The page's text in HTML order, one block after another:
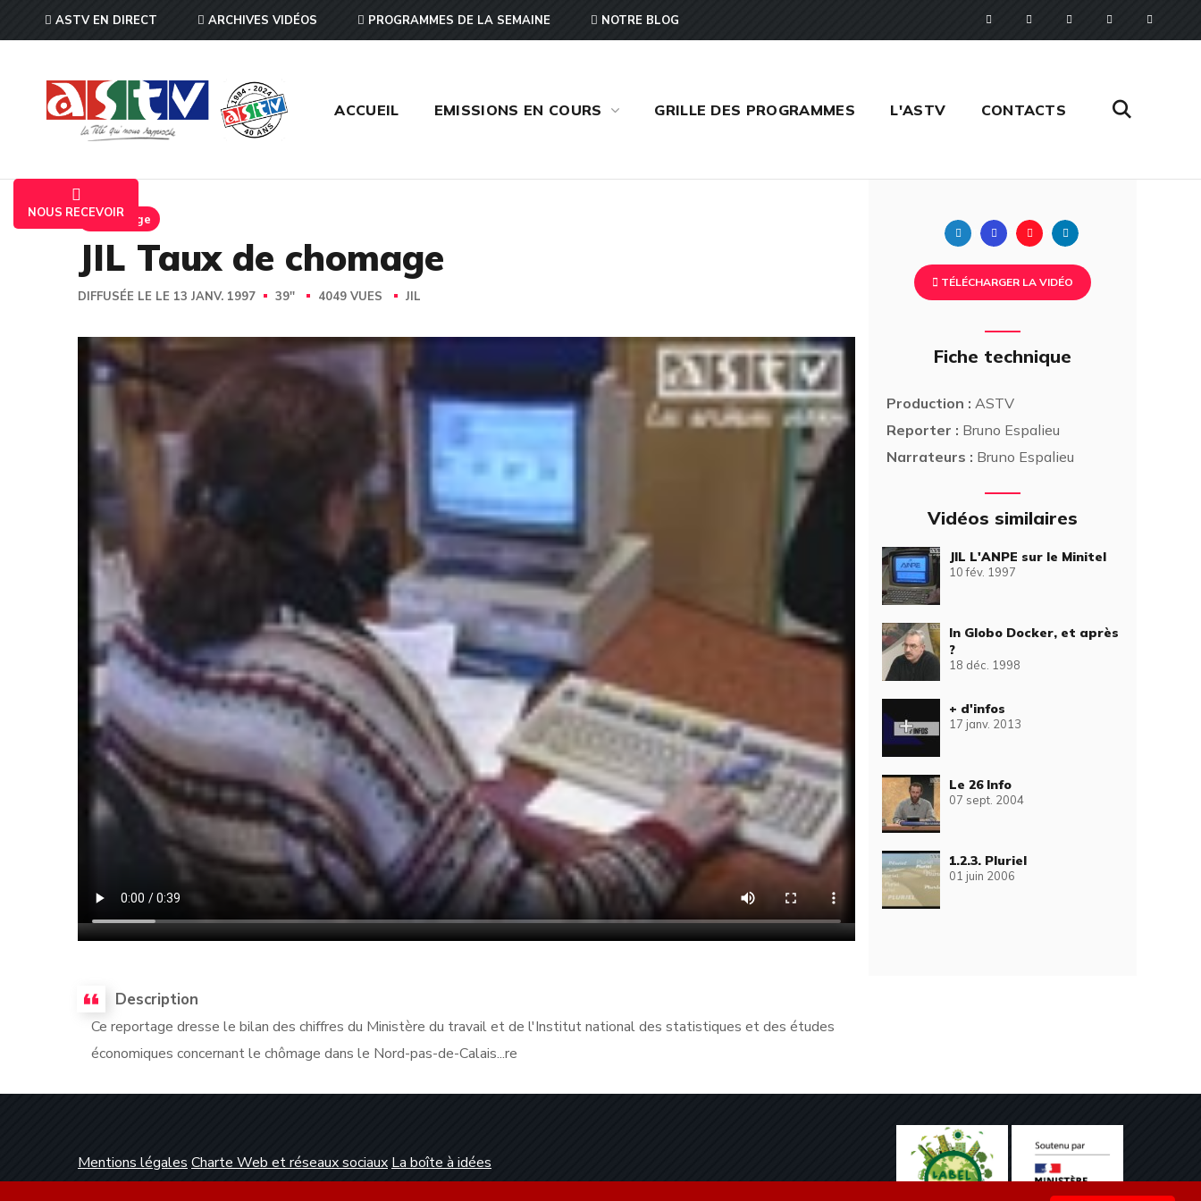
ASTV EN DIRECT ARCHIVES VIDÉOS PROGRAMMES DE LA SEMAINE NOTRE BLOG
ACCUEIL EMISSIONS EN COURS GRILLE DES PROGRAMMES L'ASTV CONTACTS
NOUS RECEVOIR
Reportage
JIL Taux de chomage
DIFFUSÉE LE LE 13 JANV. 1997 39'' 4049 VUES JIL
Description
Ce reportage dresse le bilan des chiffres du Ministère du travail et de l'Institut national des statistiques et des études
économiques concernant le chômage dans le Nord-pas-de-Calais...re
Twitter FacebookPinterest
TÉLÉCHARGER LA VIDÉO
Fiche technique
Production : ASTV
Reporter : Bruno Espalieu
Narrateurs : Bruno Espalieu
Vidéos similaires
JIL L'ANPE sur le Minitel
10 fév. 1997
In Globo Docker, et après
?
18 déc. 1998
+ d'infos
17 janv. 2013
Le 26 Info
07 sept. 2004
1.2.3. Pluriel
01 juin 2006
Mentions légales Charte Web et réseaux sociaux La boîte à idées